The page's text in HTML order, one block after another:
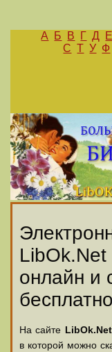
А Б В Г Д Е
С Т У Ф
LibOk.Net
онлайн и
бесплатно
На сайте LibOk.Net
в которой можно